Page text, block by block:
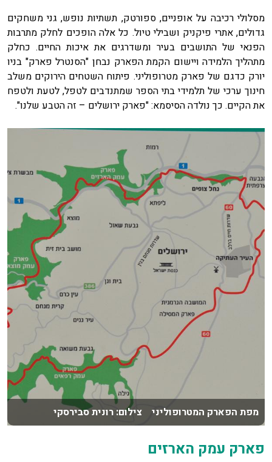
מסלולי רכיבה על אופניים, ספורטק, תשתיות נופש, גני משחקים
גדולים, אתרי פיקניק ושבילי טיול. כל אלה הופכים לחלק מתרבות
הפנאי של התושבים בעיר ומשדרגים את איכות החיים. כחלק
מתהליך הלמידה ויישום הקמת הפארק נבחן "הסנטרל פארק" בניו
יורק כדגם של פארק מטרופוליני. פיתוח השטחים הירוקים משלב
חינוך ערכי של תלמידי בתי הספר שמתנדבים לטפל, לטעת ולטפח
את הקיים. כך נולדה הסיסמא: "פארק ירושלים – זה הטבע שלנו".
מפת הפארק המטרופוליני צילום: רונית סבירסקי
פארק עמק הארזים